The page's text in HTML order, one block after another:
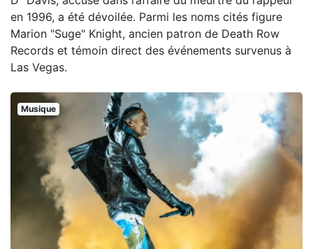
en 1996, a été dévoilée. Parmi les noms cités figure
Marion "Suge" Knight, ancien patron de Death Row
Records et témoin direct des événements survenus à
Las Vegas.
Musique